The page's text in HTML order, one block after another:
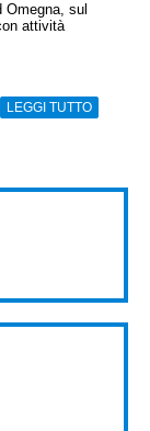
Omegna, sul
attività
LEGGI TUTTO